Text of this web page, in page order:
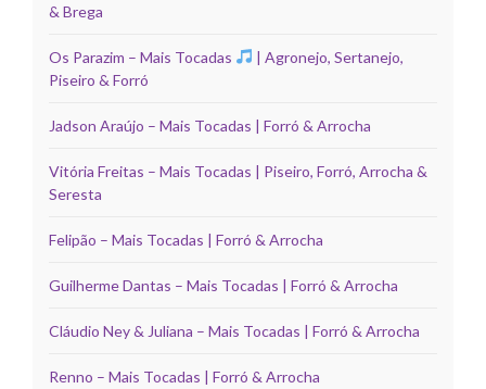
& Brega
Os Parazim – Mais Tocadas
| Agronejo, Sertanejo,
Piseiro & Forró
Jadson Araújo – Mais Tocadas | Forró & Arrocha
Vitória Freitas – Mais Tocadas | Piseiro, Forró, Arrocha &
Seresta
Felipão – Mais Tocadas | Forró & Arrocha
Guilherme Dantas – Mais Tocadas | Forró & Arrocha
Cláudio Ney & Juliana – Mais Tocadas | Forró & Arrocha
Renno – Mais Tocadas | Forró & Arrocha